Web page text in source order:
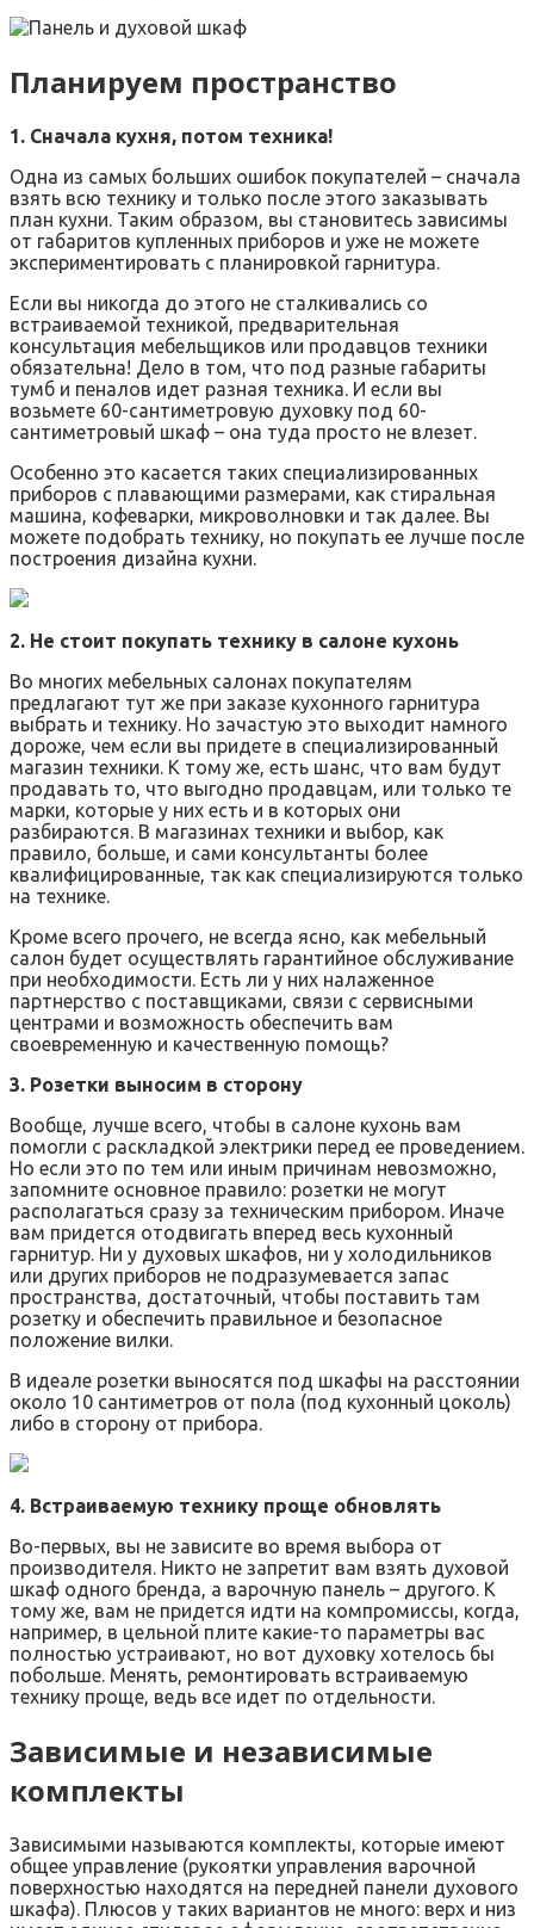
Планируем пространство
1. Сначала кухня, потом техника!
Одна из самых больших ошибок покупателей – сначала
взять всю технику и только после этого заказывать
план кухни. Таким образом, вы становитесь зависимы
от габаритов купленных приборов и уже не можете
экспериментировать с планировкой гарнитура.
Если вы никогда до этого не сталкивались со
встраиваемой техникой, предварительная
консультация мебельщиков или продавцов техники
обязательна! Дело в том, что под разные габариты
тумб и пеналов идет разная техника. И если вы
возьмете 60-сантиметровую духовку под 60-
сантиметровый шкаф – она туда просто не влезет.
Особенно это касается таких специализированных
приборов с плавающими размерами, как стиральная
машина, кофеварки, микроволновки и так далее. Вы
можете подобрать технику, но покупать ее лучше после
построения дизайна кухни.
2. Не стоит покупать технику в салоне кухонь
Во многих мебельных салонах покупателям
предлагают тут же при заказе кухонного гарнитура
выбрать и технику. Но зачастую это выходит намного
дороже, чем если вы придете в специализированный
магазин техники. К тому же, есть шанс, что вам будут
продавать то, что выгодно продавцам, или только те
марки, которые у них есть и в которых они
разбираются. В магазинах техники и выбор, как
правило, больше, и сами консультанты более
квалифицированные, так как специализируются только
на технике.
Кроме всего прочего, не всегда ясно, как мебельный
салон будет осуществлять гарантийное обслуживание
при необходимости. Есть ли у них налаженное
партнерство с поставщиками, связи с сервисными
центрами и возможность обеспечить вам
своевременную и качественную помощь?
3. Розетки выносим в сторону
Вообще, лучше всего, чтобы в салоне кухонь вам
помогли с раскладкой электрики перед ее проведением.
Но если это по тем или иным причинам невозможно,
запомните основное правило: розетки не могут
располагаться сразу за техническим прибором. Иначе
вам придется отодвигать вперед весь кухонный
гарнитур. Ни у духовых шкафов, ни у холодильников
или других приборов не подразумевается запас
пространства, достаточный, чтобы поставить там
розетку и обеспечить правильное и безопасное
положение вилки.
В идеале розетки выносятся под шкафы на расстоянии
около 10 сантиметров от пола (под кухонный цоколь)
либо в сторону от прибора.
4. Встраиваемую технику проще обновлять
Во-первых, вы не зависите во время выбора от
производителя. Никто не запретит вам взять духовой
шкаф одного бренда, а варочную панель – другого. К
тому же, вам не придется идти на компромиссы, когда,
например, в цельной плите какие-то параметры вас
полностью устраивают, но вот духовку хотелось бы
побольше. Менять, ремонтировать встраиваемую
технику проще, ведь все идет по отдельности.
Зависимые и независимые
комплекты
Зависимыми называются комплекты, которые имеют
общее управление (рукоятки управления варочной
поверхностью находятся на передней панели духового
шкафа). Плюсов у таких вариантов не много: верх и низ